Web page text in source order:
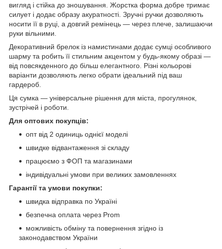
вигляд і стійка до зношування. Жорстка форма добре тримає
силует і додає образу акуратності. Зручні ручки дозволяють
носити її в руці, а довгий ремінець — через плече, залишаючи
руки вільними.
Декоративний брелок із намистинами додає сумці особливого
шарму та робить її стильним акцентом у будь-якому образі —
від повсякденного до більш елегантного. Різні кольорові
варіанти дозволяють легко обрати ідеальний під ваш
гардероб.
Ця сумка — універсальне рішення для міста, прогулянок,
зустрічей і роботи.
Для оптових покупців:
опт від 2 одиниць однієї моделі
швидке відвантаження зі складу
працюємо з ФОП та магазинами
індивідуальні умови при великих замовленнях
Гарантії та умови покупки:
швидка відправка по Україні
безпечна оплата через Prom
можливість обміну та повернення згідно із
законодавством України